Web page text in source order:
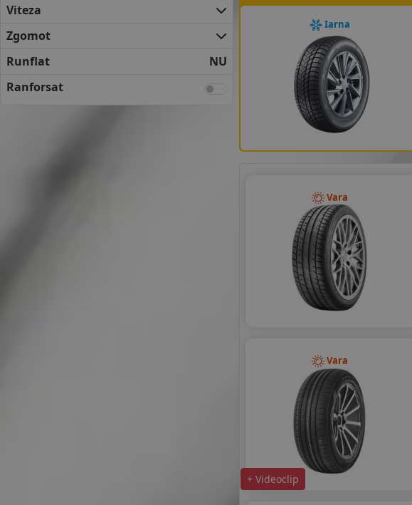
FIRESTONE
KLEBER
KUMHO
NEXEN
Viteza
Zgomot
Runflat
NU
Ranforsat
Iarna
Vara
Vara
+ Videoclip